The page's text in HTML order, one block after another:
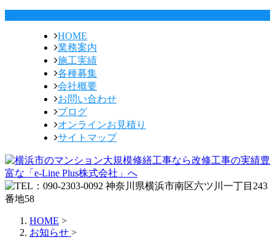
HOME
業務案内
施工実績
各種募集
会社概要
お問い合わせ
ブログ
オンラインお見積り
サイトマップ
HOME >
お知らせ >